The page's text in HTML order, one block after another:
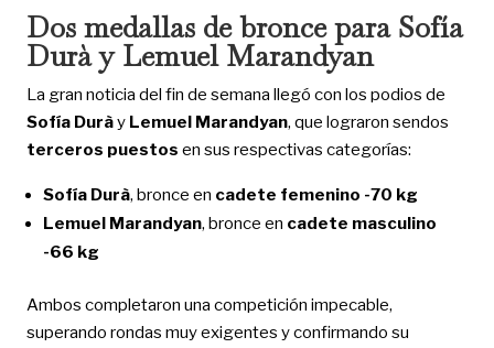
Dos medallas de bronce para Sofía
Durà y Lemuel Marandyan
La gran noticia del fin de semana llegó con los podios de
Sofía Durày Lemuel Marandyan, que lograron sendos
terceros puestos en sus respectivas categorías:
Sofía Durà, bronce en cadete femenino -70 kg
Lemuel Marandyan, bronce en cadete masculino
-66 kg
Ambos completaron una competición impecable,
superando rondas muy exigentes y confirmando su